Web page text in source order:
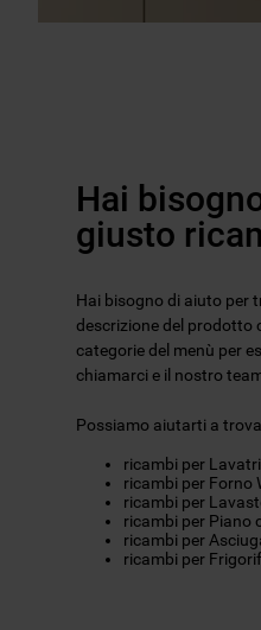
Hai
giusto
Hai bisogno di aiuto per
descrizione del prodotto
categorie del menù per
chiamarci e il nostro
Possiamo aiutarti a
ricambi per
ricambi per Forno
ricambi per
ricambi per Piano
ricambi per
ricambi per